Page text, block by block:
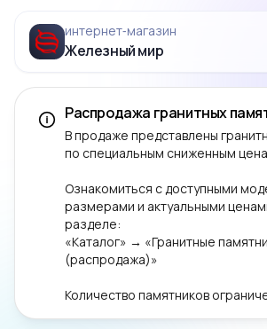
интернет‑магазин
Железный мир
Распродажа гранитных
В продаже представлены
по специальным сниженным
Ознакомиться с доступными
размерами и актуальными
разделе:
«Каталог» → «Гранитные
(распродажа)»
Количество памятников